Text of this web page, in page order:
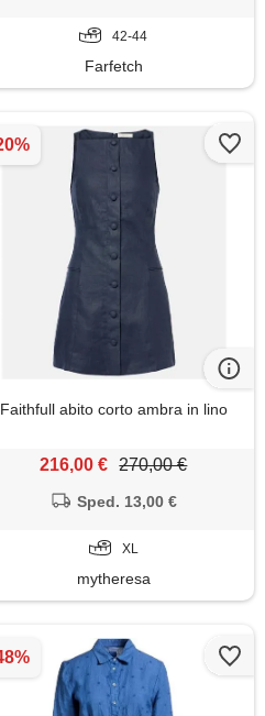
42-44
Farfetch
Faithfull abito corto ambra in lino
216,00 € 270,00 €
Sped. 13,00 €
XL
mytheresa